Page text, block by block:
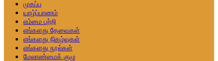
முகப்பு
யாழ்ப்பாணம்
எம்மை பற்றி
எங்களது தேவைகள்
எங்களது நிகழ்வுகள்
எங்களது நூல்கள்
மேலாண்மைக் குழு